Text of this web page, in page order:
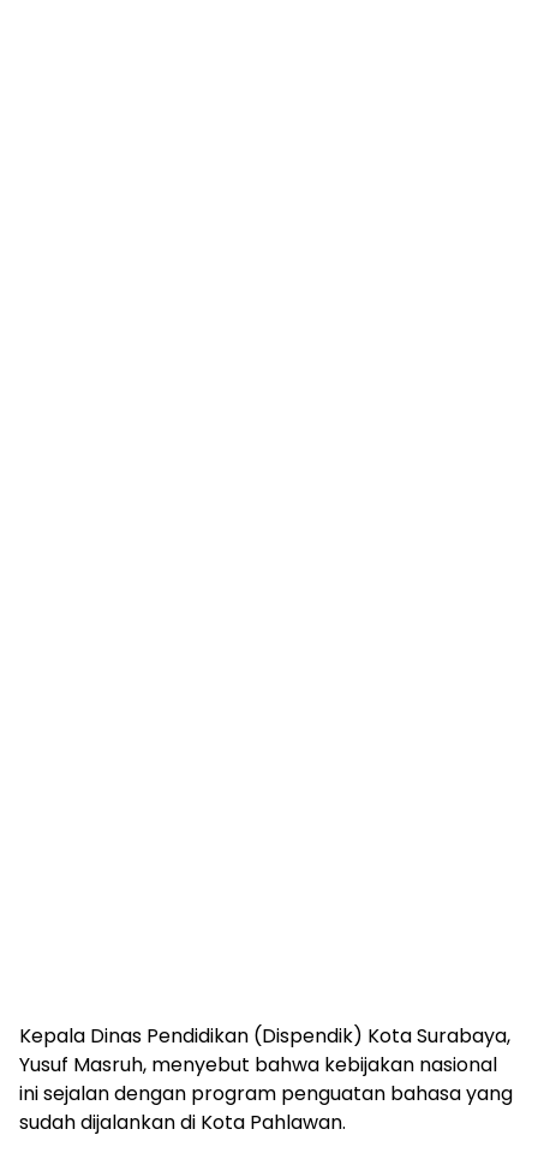
Kepala Dinas Pendidikan (Dispendik) Kota Surabaya,
Yusuf Masruh, menyebut bahwa kebijakan nasional
ini sejalan dengan program penguatan bahasa yang
sudah dijalankan di Kota Pahlawan.